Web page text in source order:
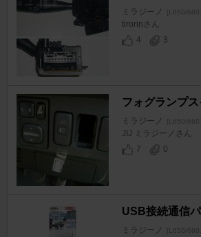
ミラジーノ [L650/660
tirorinさん
4
3
フォグランプ
ミラジーノ [L650/660
JIJ ミラジーノさん
7
0
USB接続通信
ミラジーノ [L650/660